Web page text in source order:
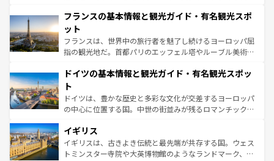
なお、新着のイタリア情報はコンテンツ一覧を参照してほ
しい。
文化が根付くこの国では、情熱的なフラメンコ、熱気あふ
れる闘牛、そして美味しいタパスが生活の一部となってい
る。首都マドリードの洗練された雰囲気や、バルセロナの
アートに溢れた街角から、地方では古代ローマ遺跡や中世
せる。地方によって風土や気候が異なるスペインはその個
ンテンツ一覧 を参照してほしい。
フランスの基本情報と観光ガイド・有名観光スポ
ット
フランスは、世界中の旅行者を魅了し続けるヨーロッパ屈
指の観光地だ。首都パリのエッフェル塔やルーブル美術館
で、幅広い魅力が詰まっている。華麗な宮殿、歴史的な大
聖堂、美しいビーチ、そして豊かな自然が、訪れる者を心
から魅了する。また、フランスは美食の国としても知ら
れ、フランス料理はユネスコ無形文化遺産にも登録されて
香り高いラベンダー畑など、多彩な楽しみ方が可能だ。さ
らに、パリ以外の地域にも魅力が溢れており、どの街角に
も豊かな歴史と文化が息づいている。パリ以外の個性あふ
ドイツの基本情報と観光ガイド・有名観光スポッ
ト
ドイツは、豊かな歴史と多彩な文化が交差するヨーロッパ
の中心に位置する国。中世の街並みが残るロマンチック街
顔を持つこの国は、どこを歩いても飽きることがない。ベ
ルリンの文化的活気、バイエルン州のアルプスの絶景、そ
してライン川沿いのワイン畑といった風景は必見。ビール
イギリス
イギリスは、古きよき伝統と最先端が共存する国。ウェス
トミンスター寺院や大英博物館のようなランドマーク、歴